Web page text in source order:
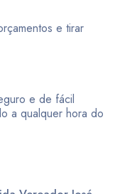
e tirar
e de fácil
a qualquer hora do